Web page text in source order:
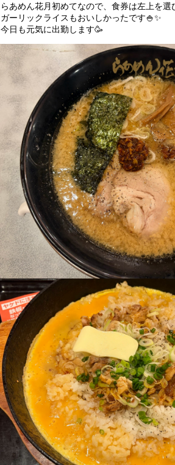
らあめん花月初めてなので、食券は左上を
ガーリックライスもおいしかったです🍚✨️
今日も元気に出勤します🥳